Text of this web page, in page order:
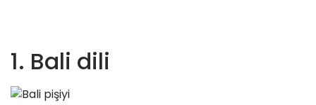
1. Bali dili